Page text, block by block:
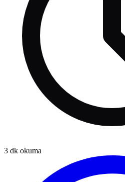
3 dk okuma